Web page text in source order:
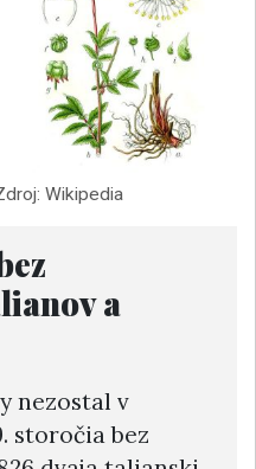
Wikipedia
a
nezostal v
storočia bez